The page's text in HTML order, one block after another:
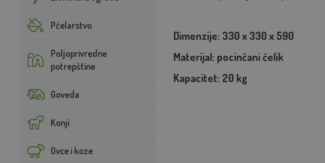
Pčelarstvo
Poljoprivredne
potrepštine
Goveda
Konji
Ovce i koze
Dimenzije: 330 x 330 x 590
Materijal: pocinčani čelik
Kapacitet: 20 kg